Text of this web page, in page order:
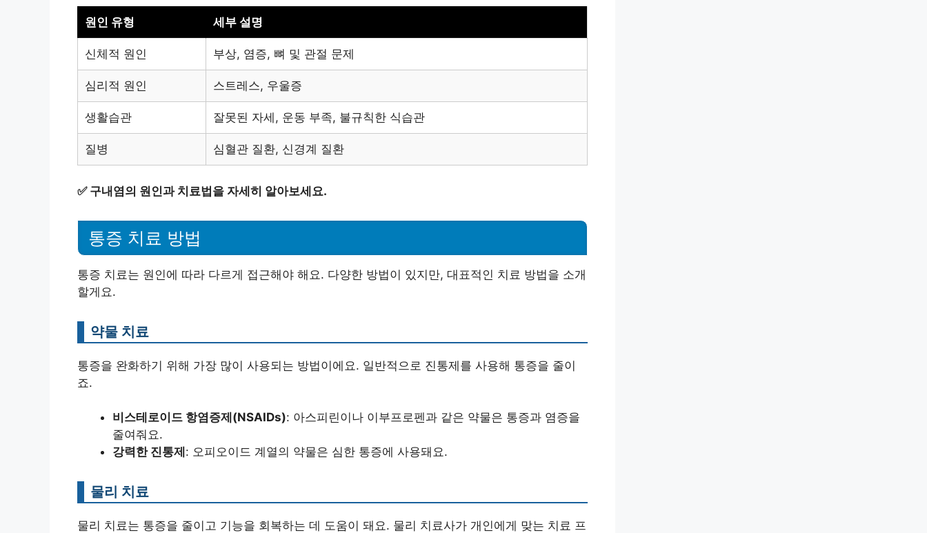
원인 유형 세부 설명
신체적 원인 부상, 염증, 뼈 및 관절 문제
심리적 원인 스트레스, 우울증
생활습관 잘못된 자세, 운동 부족, 불규칙한 식습관
질병 심혈관 질환, 신경계 질환
✅ 구내염의 원인과 치료법을 자세히 알아보세요.
통증 치료 방법
통증 치료는 원인에 따라 다르게 접근해야 해요. 다양한 방법이 있지만, 대표적인 치료 방법을 소개
할게요.
약물 치료
통증을 완화하기 위해 가장 많이 사용되는 방법이에요. 일반적으로 진통제를 사용해 통증을 줄이
죠.
비스테로이드 항염증제(NSAIDs): 아스피린이나 이부프로펜과 같은 약물은 통증과 염증을
줄여줘요.
강력한 진통제 : 오피오이드 계열의 약물은 심한 통증에 사용돼요.
물리 치료
물리 치료는 통증을 줄이고 기능을 회복하는 데 도움이 돼요. 물리 치료사가 개인에게 맞는 치료 프